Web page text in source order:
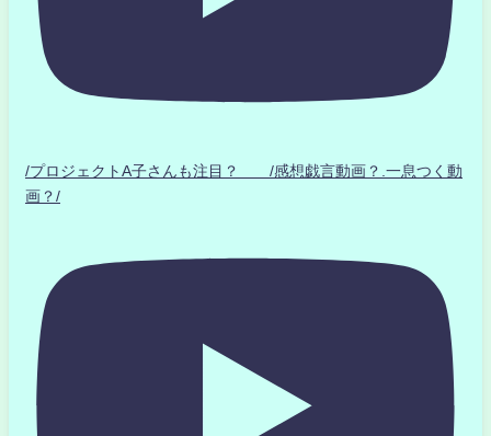
/プロジェクトA子さんも注目？ /感想戯言動画？.一息つく動
画？/